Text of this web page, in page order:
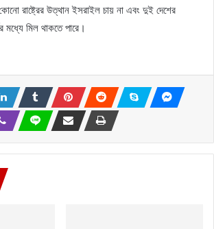
রাষ্ট্রের উত্থান ইসরাইল চায় না এবং দুই দেশের
মধ্যে মিল থাকতে পারে।